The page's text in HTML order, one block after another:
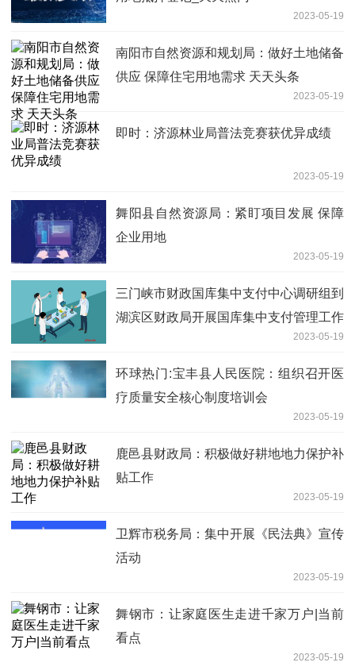
2023-05-19
南阳市自然资源和规划局：做好土地储备
供应 保障住宅用地需求 天天头条
2023-05-19
即时：济源林业局普法竞赛获优异成绩
2023-05-19
舞阳县自然资源局：紧盯项目发展 保障
企业用地
2023-05-19
三门峡市财政国库集中支付中心调研组到
湖滨区财政局开展国库集中支付管理工作
2023-05-19
环球热门:宝丰县人民医院：组织召开医
疗质量安全核心制度培训会
2023-05-19
鹿邑县财政局：积极做好耕地地力保护补
贴工作
2023-05-19
卫辉市税务局：集中开展《民法典》宣传
活动
2023-05-19
舞钢市：让家庭医生走进千家万户|当前
看点
2023-05-19